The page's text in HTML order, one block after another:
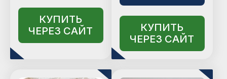
КУПИТЬ
ЧЕРЕЗ САЙТ
КУПИТЬ
ЧЕРЕЗ САЙТ